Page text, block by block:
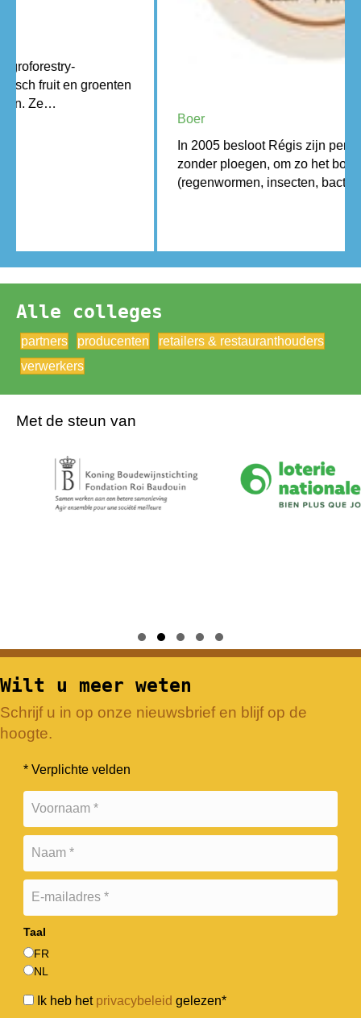
Boerderij van Champ des Noces
In 2005 besloot Régis zijn percelen te bewerken
zonder ploegen, om zo het bodemleven
(regenwormen, insecten, bacteriën,…
Alle colleges
partners producenten
retailers & restauranthouders
verwerkers
Met de steun van
Slide group 1
Slide group 2
Slide group 3
Slide group 4
Slide group 5
Wilt u meer weten
Schrijf u in op onze nieuwsbrief en blijf op de
hoogte.
* Verplichte velden
Taal
FR
NL
Ik heb het privacybeleid gelezen*